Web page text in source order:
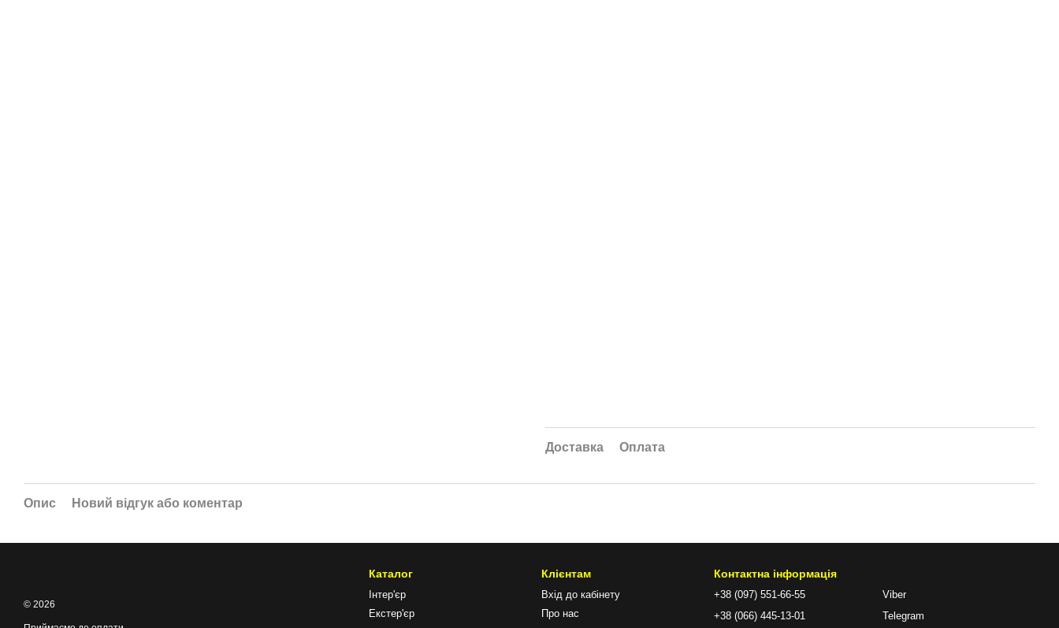
Доставка Оплата
Опис Новий відгук або коментар
© 2026
Каталог
Інтер'єр
Екстер'єр
Клієнтам
Вхід до кабінету
Про нас
Контактна інформація
+38 (097) 551-66-55
+38 (066) 445-13-01
Viber
Telegram